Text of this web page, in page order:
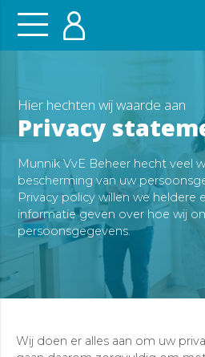
Hier hechten wij waarde aan
Privacy
Munnik VvE Beheer hecht veel
bescherming van uw
Privacy policy willen we heldere
informatie geven over hoe wij
persoonsgegevens.
Wij doen er alles aan om uw